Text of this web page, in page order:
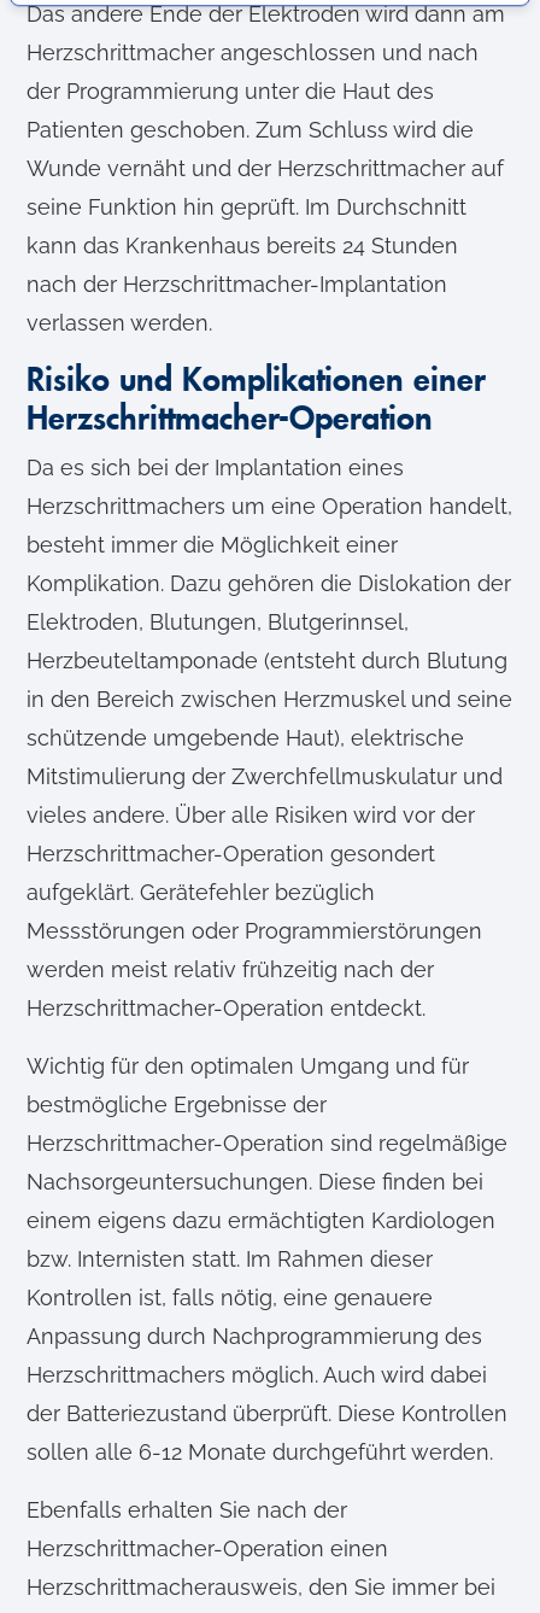
s
u
s
h
l
Das andere Ende der Elektroden wird dann am
Herzschrittmacher angeschlossen und nach
der Programmierung unter die Haut des
Patienten geschoben. Zum Schluss wird die
Wunde vernäht und der Herzschrittmacher auf
seine Funktion hin geprüft. Im Durchschnitt
kann das Krankenhaus bereits 24 Stunden
nach der Herzschrittmacher-Implantation
verlassen werden.
Risiko und Komplikationen einer
Herzschrittmacher-Operation
Da es sich bei der Implantation eines
Herzschrittmachers um eine Operation handelt,
besteht immer die Möglichkeit einer
Komplikation. Dazu gehören die Dislokation der
Elektroden, Blutungen, Blutgerinnsel,
Herzbeuteltamponade (entsteht durch Blutung
in den Bereich zwischen Herzmuskel und seine
schützende umgebende Haut), elektrische
Mitstimulierung der Zwerchfellmuskulatur und
vieles andere. Über alle Risiken wird vor der
Herzschrittmacher-Operation gesondert
aufgeklärt. Gerätefehler bezüglich
Messstörungen oder Programmierstörungen
werden meist relativ frühzeitig nach der
Herzschrittmacher-Operation entdeckt.
Wichtig für den optimalen Umgang und für
bestmögliche Ergebnisse der
Herzschrittmacher-Operation sind regelmäßige
Nachsorgeuntersuchungen. Diese finden bei
einem eigens dazu ermächtigten Kardiologen
bzw. Internisten statt. Im Rahmen dieser
Kontrollen ist, falls nötig, eine genauere
Anpassung durch Nachprogrammierung des
Herzschrittmachers möglich. Auch wird dabei
der Batteriezustand überprüft. Diese Kontrollen
sollen alle 6-12 Monate durchgeführt werden.
Ebenfalls erhalten Sie nach der
Herzschrittmacher-Operation einen
Herzschrittmacherausweis, den Sie immer bei